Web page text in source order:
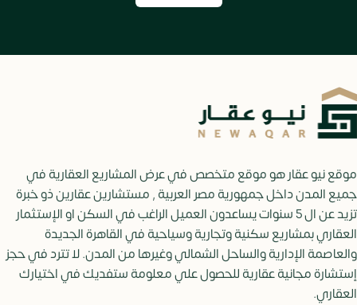
موقع نيو عقار هو موقع متخصص في عرض المشاريع العقارية في
جميع المدن داخل جمهورية مصر العربية , مستشارين عقارين ذو خبرة
تزيد عن ال 5 سنوات يساعدون العميل الراغب في السكن او الإستثمار
العقاري بمشاريع سكنية وتجارية وسياحية في القاهرة الجديدة
والعاصمة الإدارية والساحل الشمالي وغيرها من المدن. لا تترد في حجز
إستشارة مجانية عقارية للحصول علي معلومة ستفديك في اختيارك
العقاري.